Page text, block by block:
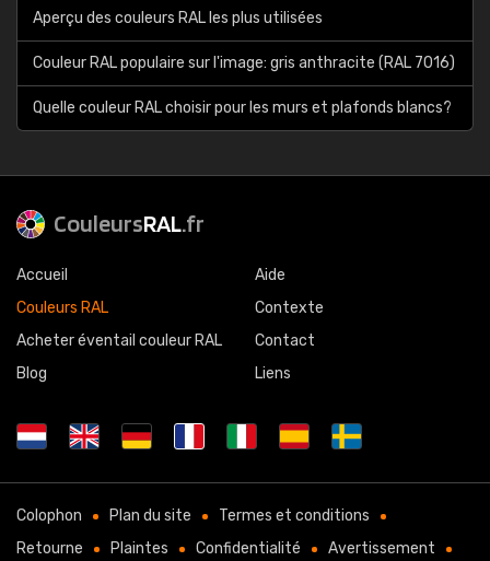
Aperçu des couleurs RAL les plus utilisées
Couleur RAL populaire sur l'image: gris anthracite (RAL 7016)
Quelle couleur RAL choisir pour les murs et plafonds blancs?
CouleursRAL.fr
Accueil
Couleurs RAL
Acheter éventail couleur RAL
Blog
Aide
Contexte
Contact
Liens
Colophon Plan du site
Termes et conditions
Retourne
Plaintes Confidentialité Avertissement